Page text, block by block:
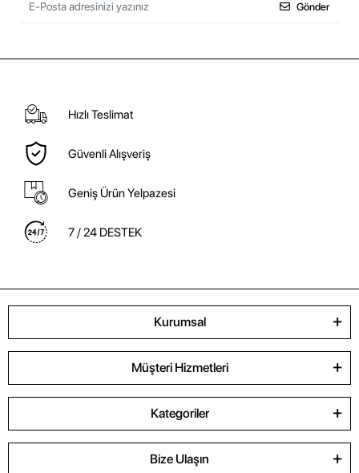
Gönder
Hızlı Teslimat
Güvenli Alışveriş
Geniş Ürün Yelpazesi
7 / 24 DESTEK
Kurumsal
Müşteri Hizmetleri
Kategoriler
Bize Ulaşın